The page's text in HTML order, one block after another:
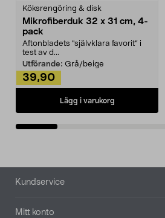
Köksrengöring & disk
Mikrofiberduk 32 x 31 cm, 4-
pack
Aftonbladets "självklara favorit” i
test av d...
Utförande: Grå/beige
39,90
Lägg i varukorg
Sidfot
Kundservice
Mitt konto